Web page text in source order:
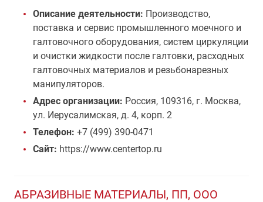
Описание деятельности: Производство,
поставка и сервис промышленного моечного и
галтовочного оборудования, систем циркуляции
и очистки жидкости после галтовки, расходных
галтовочных материалов и резьбонарезных
манипуляторов.
Адрес организации: Россия, 109316, г. Москва,
ул. Иерусалимская, д. 4, корп. 2
Телефон: +7 (499) 390-0471
Сайт: https://www.centertop.ru
АБРАЗИВНЫЕ МАТЕРИАЛЫ, ПП, ООО